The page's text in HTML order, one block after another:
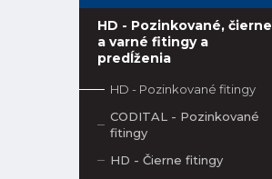
HD - Pozinkované, čierne
a varné fitingy a
predĺženia
HD - Pozinkované fitingy
CODITAL - Pozinkované
fitingy
HD - Čierne fitingy